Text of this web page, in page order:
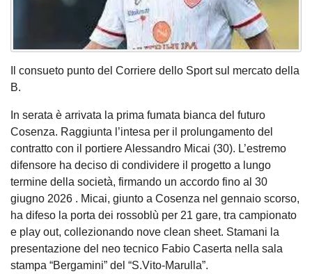
Il consueto punto del Corriere dello Sport sul mercato della
B.
In serata è arrivata la prima fumata bianca del futuro
Cosenza. Raggiunta l’intesa per il prolungamento del
contratto con il portiere Alessandro Micai (30). L’estremo
difensore ha deciso di condividere il progetto a lungo
termine della società, firmando un accordo fino al 30
giugno 2026 . Micai, giunto a Cosenza nel gennaio scorso,
ha difeso la porta dei rossoblù per 21 gare, tra campionato
e play out, collezionando nove clean sheet. Stamani la
presentazione del neo tecnico Fabio Caserta nella sala
stampa “Bergamini” del “S.Vito-Marulla”.